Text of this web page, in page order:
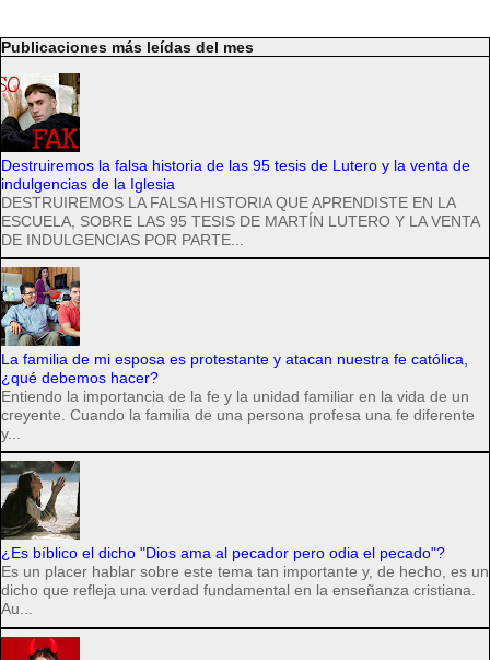
Publicaciones más leídas del mes
Destruiremos la falsa historia de las 95 tesis de Lutero y la venta de
indulgencias de la Iglesia
DESTRUIREMOS LA FALSA HISTORIA QUE APRENDISTE EN LA
ESCUELA, SOBRE LAS 95 TESIS DE MARTÍN LUTERO Y LA VENTA
DE INDULGENCIAS POR PARTE...
La familia de mi esposa es protestante y atacan nuestra fe católica,
¿qué debemos hacer?
Entiendo la importancia de la fe y la unidad familiar en la vida de un
creyente. Cuando la familia de una persona profesa una fe diferente
y...
¿Es bíblico el dicho "Dios ama al pecador pero odia el pecado"?
Es un placer hablar sobre este tema tan importante y, de hecho, es un
dicho que refleja una verdad fundamental en la enseñanza cristiana.
Au...